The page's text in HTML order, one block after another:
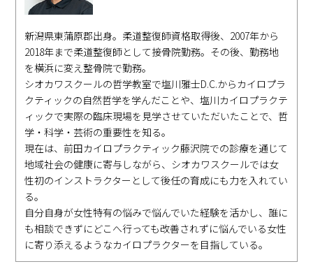
新潟県東蒲原郡出身。柔道整復師資格取得後、2007年から
2018年まで柔道整復師として接骨院勤務。その後、勤務地
を横浜に変え整骨院で勤務。
シオカワスクールの哲学教室で塩川雅士D.C.からカイロプラ
クティックの自然哲学を学んだことや、塩川カイロプラクテ
ィックで実際の臨床現場を見学させていただいたことで、哲
学・科学・芸術の重要性を知る。
現在は、前田カイロプラクティック藤沢院での診療を通じて
地域社会の健康に寄与しながら、シオカワスクールでは女
性初のインストラクターとして後任の育成にも力を入れてい
る。
自分自身が女性特有の悩みで悩んでいた経験を活かし、誰に
も相談できずにどこへ行っても改善されずに悩んでいる女性
に寄り添えるようなカイロプラクターを目指している。